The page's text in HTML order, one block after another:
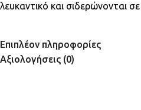
λευκαντικό και σιδερώνονται
Επιπλέον πληροφορίες
Αξιολογήσεις (0)